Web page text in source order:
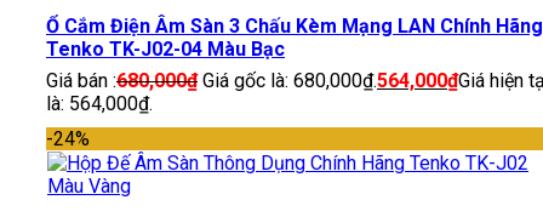
Ổ Cắm Điện Âm Sàn 3 Chấu Kèm Mạng LAN Chính Hãng
Tenko TK-J02-04 Màu Bạc
Giá bán :680,000₫ Giá gốc là: 680,000₫.564,000₫Giá hiện
là: 564,000₫.
-24%